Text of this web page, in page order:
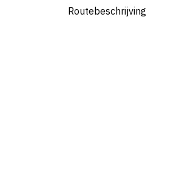
Routebeschrijving